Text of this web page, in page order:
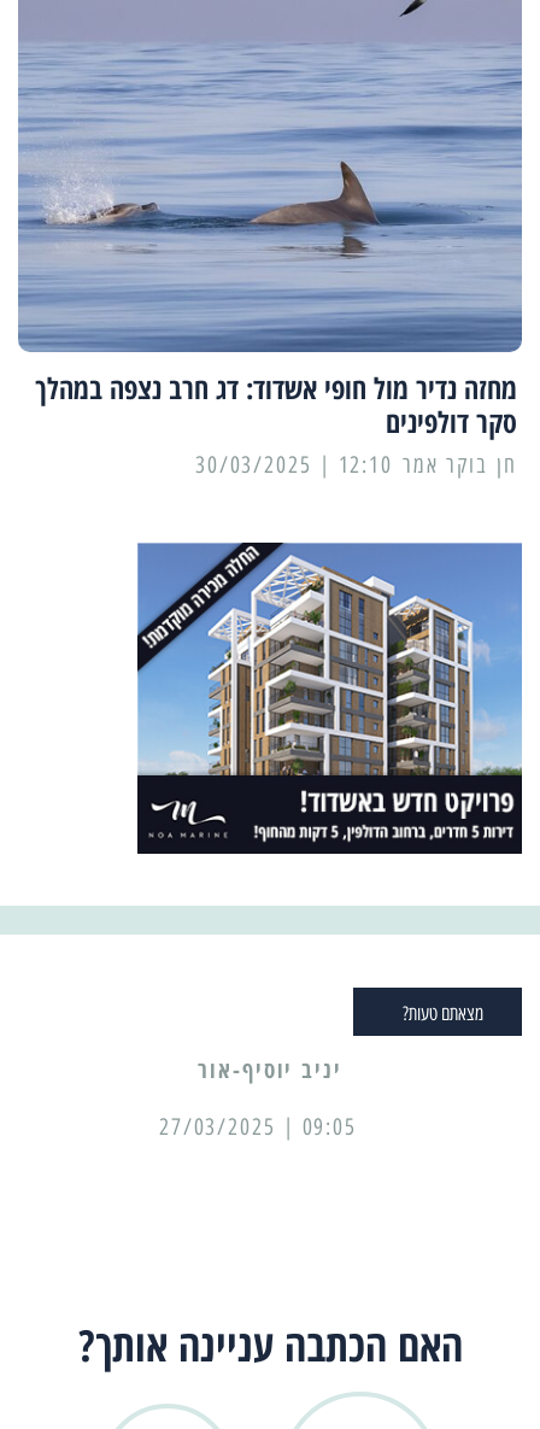
מחזה נדיר מול חופי אשדוד: דג חרב נצפה במהלך
סקר דולפינים
12:10 | 30/03/2025
מצאתם טעות?
יניב יוסיף-אור
09:05 | 27/03/2025
האם הכתבה עניינה אותך?